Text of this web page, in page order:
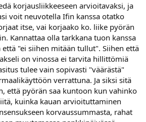
korjausliikkeeseen arvioitavaksi, ja
voit neuvotella Ifin kanssa otatko
itse, vai korjaako ko. liike pyörän
Kannattaa olla tarkkana tuon kanssa
"ei siihen mitään tullut". Siihen että
on vinossa ei tarvita hillittömiä
tulee vain sopivasti "väärästä"
verrattuna. Ja siksi sitä
että pyörän saa kuntoon kun vahinko
kuinka kauan arvioituttaminen
korvaussummasta, rahat